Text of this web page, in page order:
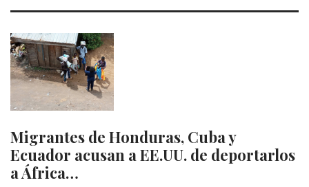
Migrantes de Honduras, Cuba y
Ecuador acusan a EE.UU. de deportarlos
a África…